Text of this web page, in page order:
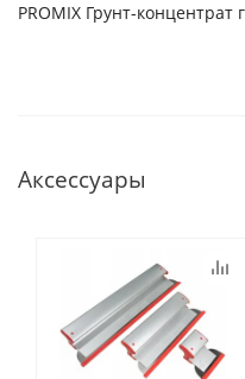
PROMIX Грунт-концентрат
Аксессуары